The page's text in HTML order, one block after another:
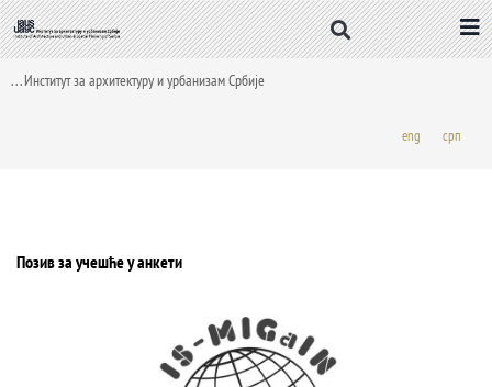
Пређи
на
садржај
. . . Институт за архитектуру и урбанизам Србије
eng срп
Позив за учешће у анкети